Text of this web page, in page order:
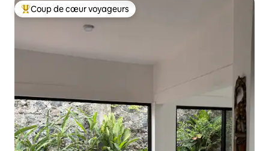
Coups de cœur voyageurs les plus appréciés
Coup de cœur voyageurs